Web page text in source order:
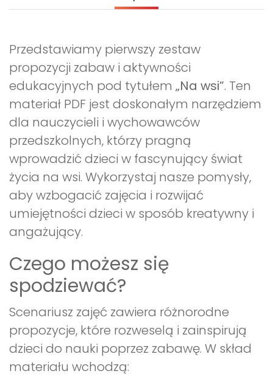
Archiwalne numery
Przedstawiamy pierwszy zestaw
propozycji zabaw i aktywności
edukacyjnych pod tytułem „Na wsi”. Ten
materiał PDF jest doskonałym narzędziem
dla nauczycieli i wychowawców
przedszkolnych, którzy pragną
wprowadzić dzieci w fascynujący świat
życia na wsi. Wykorzystaj nasze pomysły,
aby wzbogacić zajęcia i rozwijać
umiejętności dzieci w sposób kreatywny i
angażujący.
Czego możesz się
spodziewać?
Scenariusz zajęć zawiera różnorodne
propozycje, które rozweselą i zainspirują
dzieci do nauki poprzez zabawę. W skład
materiału wchodzą: